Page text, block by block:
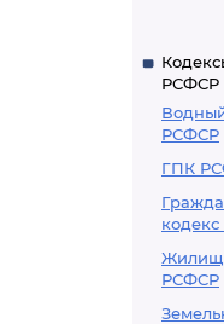
РСФСР
РСФСР
ГПК
РСФСР